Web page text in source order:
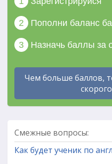
2 Пополни баланс
3 Назначь баллы за
Чем больше баллов,
Смежные вопросы:
Как будет ученик по